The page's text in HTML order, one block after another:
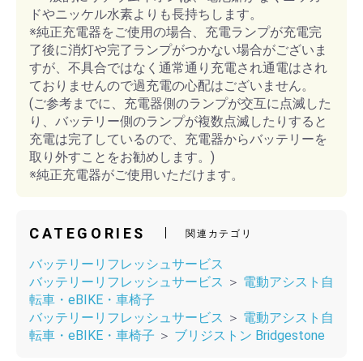
ドやニッケル水素よりも長持ちします。
※純正充電器をご使用の場合、充電ランプが充電完
了後に消灯や完了ランプがつかない場合がございま
すが、不具合ではなく通常通り充電され通電はされ
ておりませんので過充電の心配はございません。
(ご参考までに、充電器側のランプが交互に点滅した
り、バッテリー側のランプが複数点滅したりすると
充電は完了しているので、充電器からバッテリーを
取り外すことをお勧めします。)
※純正充電器がご使用いただけます。
CATEGORIES 関連カテゴリ
バッテリーリフレッシュサービス
バッテリーリフレッシュサービス ＞ 電動アシスト自
転車・eBIKE・車椅子
バッテリーリフレッシュサービス ＞ 電動アシスト自
転車・eBIKE・車椅子 ＞ ブリジストン Bridgestone